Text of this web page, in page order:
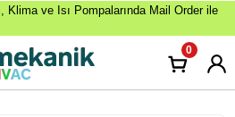
Klima ve Isı Pompalarında Mail Order ile
0